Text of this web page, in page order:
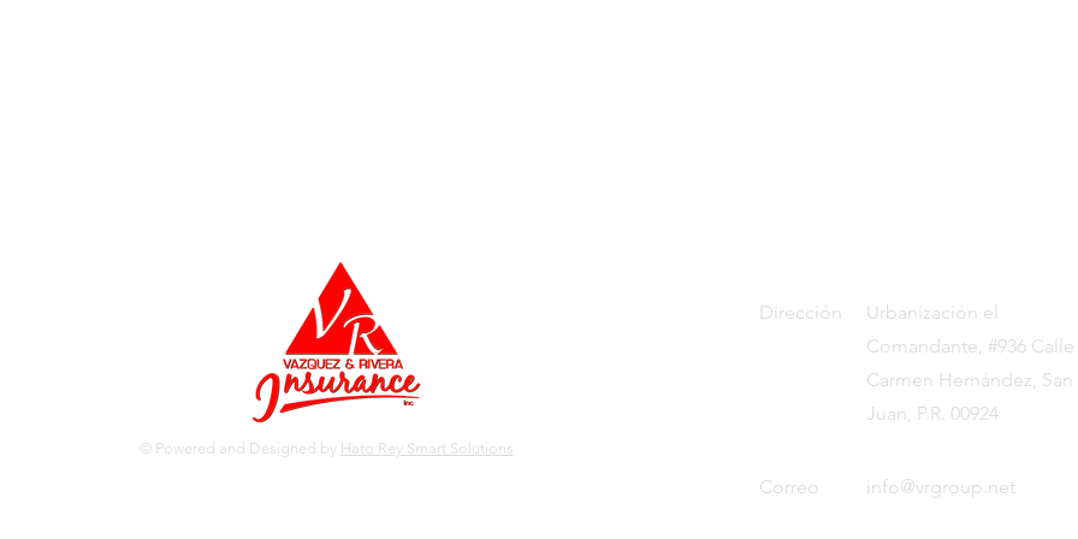
© Powered and Designed by Hato Rey Smart Solutions
Dirección
Urbanización el
Comandante, #936 Calle
Carmen Hernández, San
Juan, P.R. 00924
Correo info@vrgroup.net